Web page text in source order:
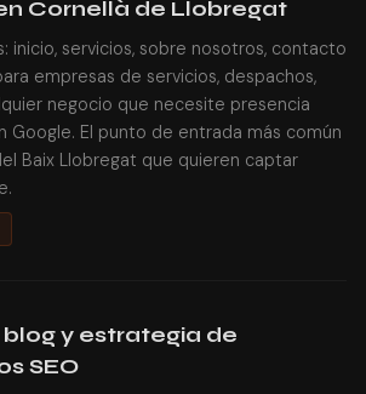
Cornellà de Llobregat
inicio, servicios, sobre nosotros, contacto
empresas de servicios, despachos,
negocio que necesite presencia
Google. El punto de entrada más común
Baix Llobregat que quieren captar
y estrategia de
SEO